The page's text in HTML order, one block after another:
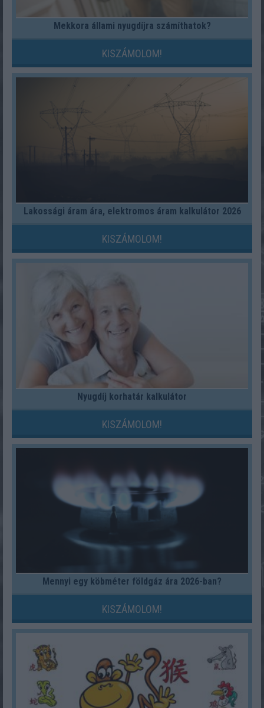
Mekkora állami nyugdíjra számíthatok?
KISZÁMOLOM!
Lakossági áram ára, elektromos áram kalkulátor 2026
KISZÁMOLOM!
Nyugdíj korhatár kalkulátor
KISZÁMOLOM!
Mennyi egy köbméter földgáz ára 2026-ban?
KISZÁMOLOM!